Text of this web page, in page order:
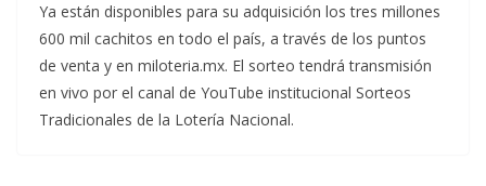
Ya están disponibles para su adquisición los tres millones
600 mil cachitos en todo el país, a través de los puntos
de venta y en miloteria.mx. El sorteo tendrá transmisión
en vivo por el canal de YouTube institucional Sorteos
Tradicionales de la Lotería Nacional.